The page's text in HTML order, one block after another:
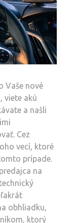
Vaše nové
viete akú
a našli
Cez
vecí, ktoré
prípade.
na
obhliadku,
ktorý